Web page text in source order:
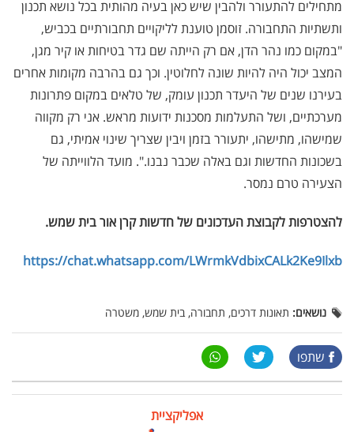
מתחילים להתעורר ולהבין שיש כאן בעיה מהותית בכל נושא תכנון
ותשתיות התחבורה. זוסמן טוענת לליקויים תחבורתיים בכביש,
"במקום כמו נהר הדן, אם רק הייתה שם גדר בטיחות או קיר מגן,
המצב יכול היה להיות שונה לחלוטין. וכך גם בהרבה מקומות אחרים
בעירנו שנים של היעדר תכנון עומק, של טלאים במקום פתרונות
מערכתיים, ושל התעלמות מסכנות ידועות מראש. אני רק מקווה
שמישהו, מתישהו, יתעורר בזמן ויבין שצריך שינוי אמיתי, גם
בשכונות החדשות וגם באלה שכבר נבנו.". מועד הלווייתה של
הצעירה טרם נמסר.
להצטרפות לקבוצת העדכונים של חדשות קרן אור בית שמש.
https://chat.whatsapp.com/LWrmkVdbixCALk2Ke9Ilxb
נושאים: תאונות דרכים, תחבורה, בית שמש, משטרה
שתפו
אפליקציית